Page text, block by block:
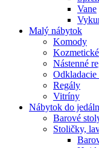
Vane
Malý nábytok
Komody
Nástenné
Regály
Vitríny
Nábytok do
Barové
Stoličky,